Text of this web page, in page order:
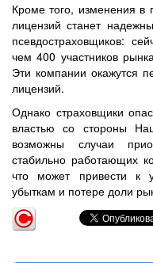
Кроме того, изменения в
лицензий станет
псевдостраховщиков:
чем 400 участников
Эти компании окажутся
лицензий.
Однако страховщики
властью со стороны
возможны случаи
стабильно работающих
что может привести к
убыткам и потере доли